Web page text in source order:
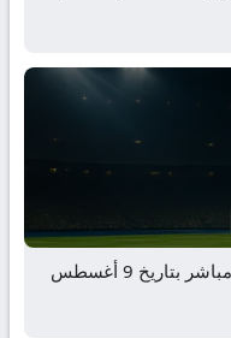
مباراة مانسفيلد و شيفيلد يونايتد بث مباشر بتاريخ 9 أغسطس